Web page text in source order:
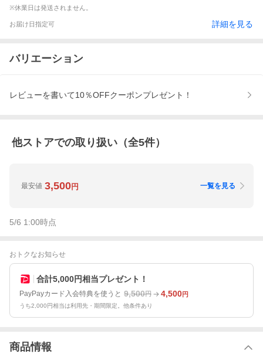
※休業日は発送されません。
お届け日指定可 詳細を見る
バリエーション
レビューを書いて10％OFFクーポンプレゼント！
他ストアでの取り扱い（全5件）
最安値 3,500円 一覧を見る
5/6 1:00時点
おトクなお知らせ
合計5,000円相当プレゼント！
PayPayカード入会特典を使うと 9,500円 4,500円
うち2,000円相当は利用先・期間限定。他条件あり
商品情報